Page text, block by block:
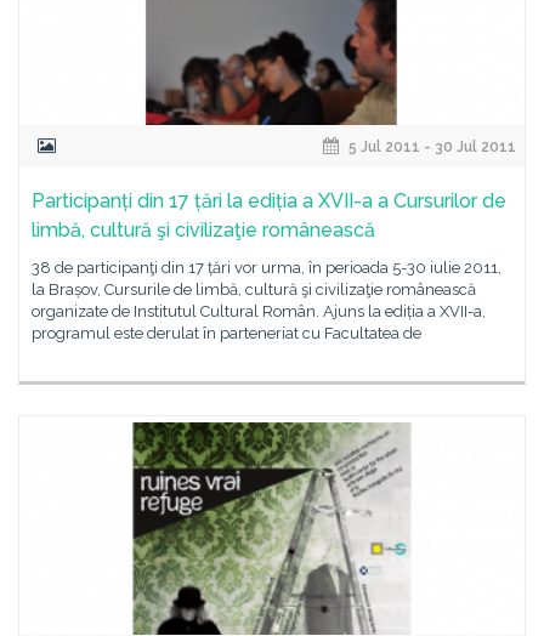
5 Jul 2011 - 30 Jul 2011
Participanți din 17 țări la ediția a XVII-a a Cursurilor de
limbă, cultură şi civilizaţie românească
38 de participanţi din 17 țări vor urma, în perioada 5-30 iulie 2011,
la Brașov, Cursurile de limbă, cultură şi civilizaţie românească
organizate de Institutul Cultural Român. Ajuns la ediția a XVII-a,
programul este derulat în parteneriat cu Facultatea de